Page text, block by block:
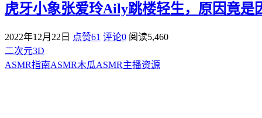
虎牙小象张爱玲Aily跳楼轻生，原因竟是
2022年12月22日 点赞61 评论0 阅读5,460
二次元3D
ASMR指南ASMR木瓜ASMR主播资源